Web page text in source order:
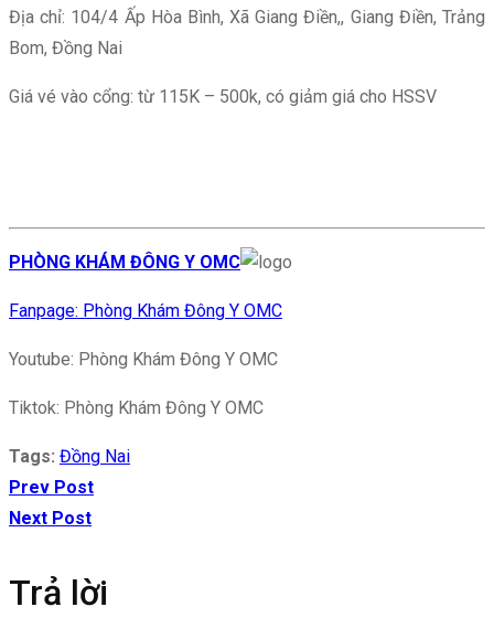
Địa chỉ: 104/4 Ấp Hòa Bình, Xã Giang Điền,, Giang Điền, Trảng
Bom, Đồng Nai
Giá vé vào cổng: từ 115K – 500k, có giảm giá cho HSSV
PHÒNG KHÁM ĐÔNG Y OMC
Fanpage: Phòng Khám Đông Y OMC
Youtube: Phòng Khám Đông Y OMC
Tiktok: Phòng Khám Đông Y OMC
Tags: Đồng Nai
Prev Post
Next Post
Trả lời